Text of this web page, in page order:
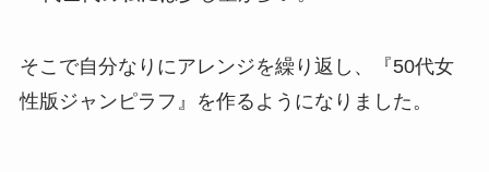
そこで自分なりにアレンジを繰り返し、『50代女
性版ジャンピラフ』を作るようになりました。